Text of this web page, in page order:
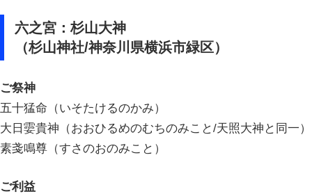
六之宮：杉山大神
（杉山神社/神奈川県横浜市緑区）
ご祭神
五十猛命（いそたけるのかみ）
大日孁貴神（おおひるめのむちのみこと/天照大神と同一）
素戔鳴尊（すさのおのみこと）
ご利益